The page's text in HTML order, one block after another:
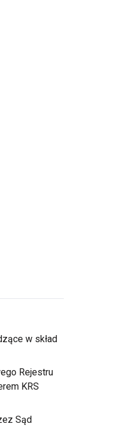
w skład
Rejestru
KRS
Sąd